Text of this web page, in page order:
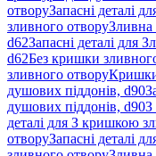
отворуЗапасні деталі
зливного отворуЗливна
d62Запасні деталі для
d62Без кришки
зливного отвору
душових піддонів, d90
душових піддонів, d90З
деталі для З кришкою
отворуЗапасні деталі